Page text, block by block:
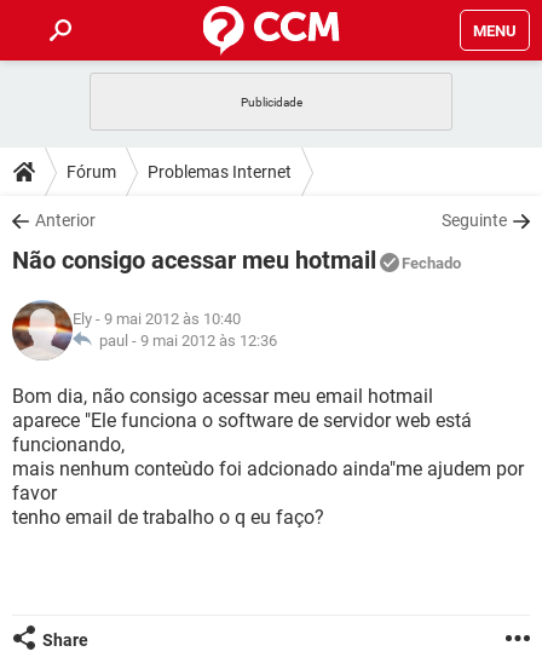
MENU
CELULAR FACEBOOK
OUTLOOK
INSTAGRAM GMAIL
GUIA DE COMPRAS
DICAS
JOGOS WHATSAPP
INSTAGRAM
GUIA DE COMPRAS
DOWNLOADS
JOGOS WHATSAPP
CELULAR
OUTLOOK
INSTAGRAM
GUIA DE COMPRAS
JOGOS
CELULAR
OUTLOOK EXCEL
INSTAGRAM
GUIA DE COMPRAS
GLOSSÁRIO
JOGOS WHATSAPP
CELULAR FACEBOOK
OUTLOOK EXCEL
INSTAGRAM GMAIL
Fórum Problemas Internet
Anterior Seguinte
Não consigo acessar meu hotmail Fechado
Ely - 9 mai 2012 às 10:40
paul - 9 mai 2012 às 12:36
Bom dia, não consigo acessar meu email hotmail
aparece "Ele funciona o software de servidor web está
funcionando,
mais nenhum conteùdo foi adcionado ainda"me ajudem por
favor
tenho email de trabalho o q eu faço?
Share